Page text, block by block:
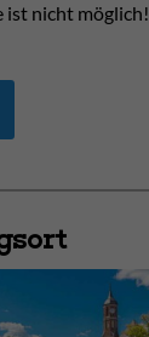
ist nicht möglich!